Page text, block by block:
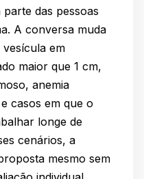
das pessoas
A conversa muda
vesícula em
maior que 1 cm,
anemia
casos em que o
longe de
cenários, a
mesmo sem